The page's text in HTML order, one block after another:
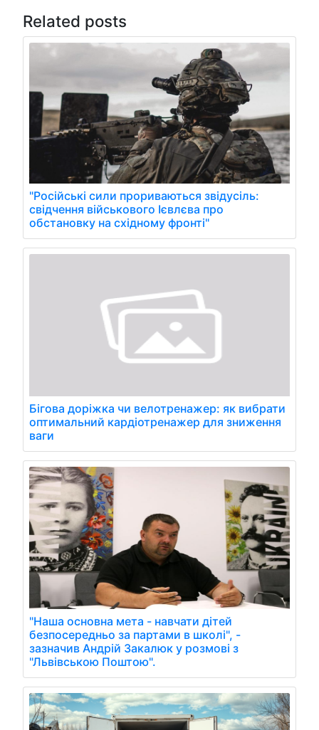
Related posts
"Російські сили прориваються звідусіль:
свідчення військового Ієвлєва про
обстановку на східному фронті"
Бігова доріжка чи велотренажер: як вибрати
оптимальний кардіотренажер для зниження
ваги
"Наша основна мета - навчати дітей
безпосередньо за партами в школі", -
зазначив Андрій Закалюк у розмові з
"Львівською Поштою".